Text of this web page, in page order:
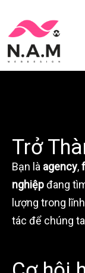
Chuyển
tới
nội
Trở
Bạn là agency,
nghiệpđang
lượng trong
tác để chúng